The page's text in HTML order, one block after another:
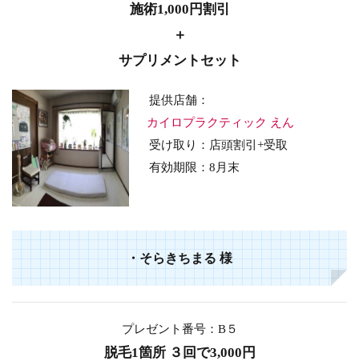
施術1,000円割引
＋
サプリメントセット
提供店舗：
カイロプラクティック えん
受け取り：店頭割引+受取
有効期限：8月末
・そらきちまる様
プレゼント番号：B５
脱毛1箇所 ３回で3,000円